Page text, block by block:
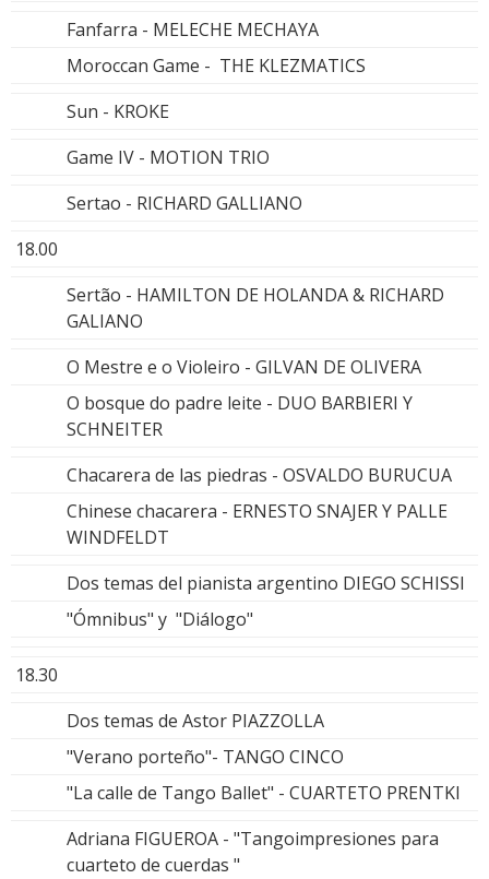
Fanfarra - MELECHE MECHAYA
Moroccan Game - THE KLEZMATICS
Sun - KROKE
Game IV - MOTION TRIO
Sertao - RICHARD GALLIANO
18.00
Sertão - HAMILTON DE HOLANDA & RICHARD
GALIANO
O Mestre e o Violeiro - GILVAN DE OLIVERA
O bosque do padre leite - DUO BARBIERI Y
SCHNEITER
Chacarera de las piedras - OSVALDO BURUCUA
Chinese chacarera - ERNESTO SNAJER Y PALLE
WINDFELDT
Dos temas del pianista argentino DIEGO SCHISSI
"Ómnibus" y "Diálogo"
18.30
Dos temas de Astor PIAZZOLLA
"Verano porteño"- TANGO CINCO
"La calle de Tango Ballet" - CUARTETO PRENTKI
Adriana FIGUEROA - "Tangoimpresiones para
cuarteto de cuerdas "